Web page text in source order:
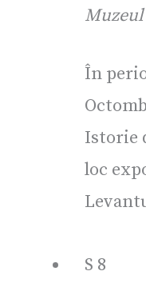
Muzeul
În
Istorie
loc
S 8